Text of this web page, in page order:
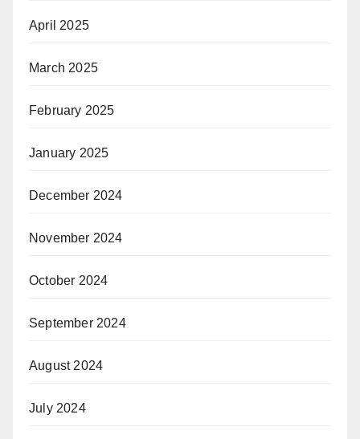
April 2025
March 2025
February 2025
January 2025
December 2024
November 2024
October 2024
September 2024
August 2024
July 2024